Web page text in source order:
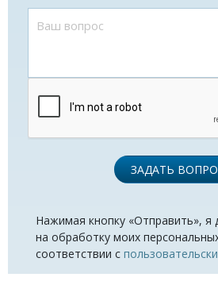
ЗАДАТЬ
Нажимая кнопку «Отправить», я
на обработку моих
соответствии с